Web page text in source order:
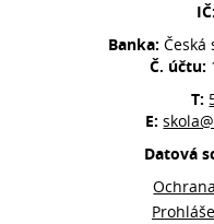
Banka:Česká
Č. účtu:
T:
E:
Datová